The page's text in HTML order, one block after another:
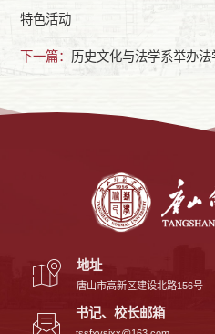
特色活动
下一篇： 历史文化与法学系举办
地址
唐山市高新区建设北路156号
书记、校长邮箱